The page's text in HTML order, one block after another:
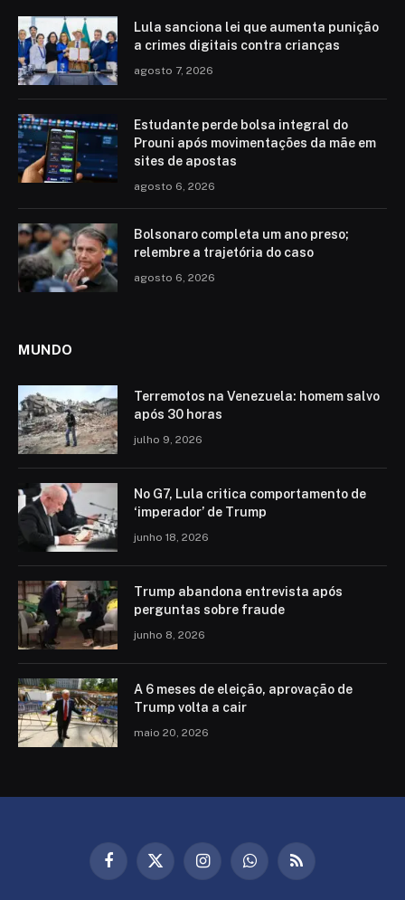
Lula sanciona lei que aumenta punição
a crimes digitais contra crianças
agosto 7, 2026
Estudante perde bolsa integral do
Prouni após movimentações da mãe em
sites de apostas
agosto 6, 2026
Bolsonaro completa um ano preso;
relembre a trajetória do caso
agosto 6, 2026
MUNDO
Terremotos na Venezuela: homem salvo
após 30 horas
julho 9, 2026
No G7, Lula critica comportamento de
‘imperador’ de Trump
junho 18, 2026
Trump abandona entrevista após
perguntas sobre fraude
junho 8, 2026
A 6 meses de eleição, aprovação de
Trump volta a cair
maio 20, 2026
Facebook
X
InstagramWhatsAppRSS